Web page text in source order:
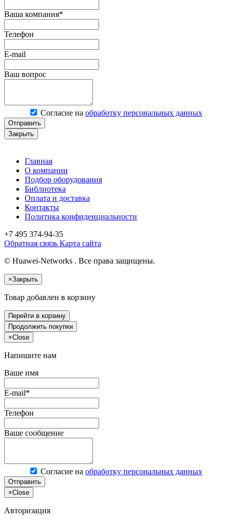
Ваша компания*
Телефон
E-mail
Ваш вопрос
Согласие на обработку персональных данных
Отправить
Закрыть
Главная
О компании
Подбор оборудования
Библиотека
Оплата и доставка
Контакты
Политика конфиденциальности
+7 495 374-94-35
Обратная связь Карта сайта
© Huawei-Networks . Все права защищены.
×Закрыть
Товар добавлен в корзину
Перейти в корзину
Продолжить покупки
×Close
Напишите нам
Ваше имя
E-mail*
Телефон
Ваше сообщение
Согласие на обработку персональных данных
Отправить
×Close
Авторизация